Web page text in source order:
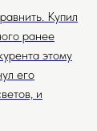
Купил
ранее
этому
его
и